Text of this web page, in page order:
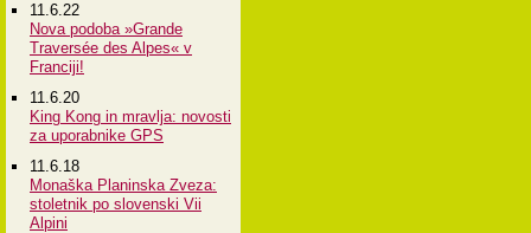
11.6.22
Nova podoba »Grande
Traversée des Alpes« v
Franciji!
11.6.20
King Kong in mravlja: novosti
za uporabnike GPS
11.6.18
Monaška Planinska Zveza:
stoletnik po slovenski Vii
Alpini